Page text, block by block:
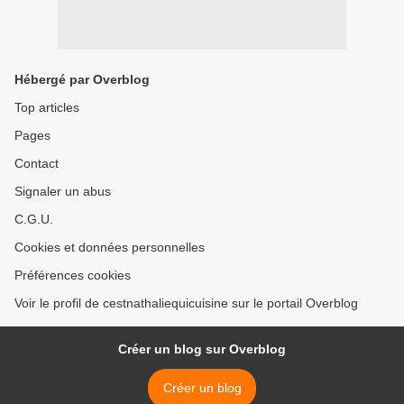
Hébergé par Overblog
Top articles
Pages
Contact
Signaler un abus
C.G.U.
Cookies et données personnelles
Préférences cookies
Voir le profil de cestnathaliequicuisine sur le portail Overblog
Créer un blog sur Overblog
Créer un blog